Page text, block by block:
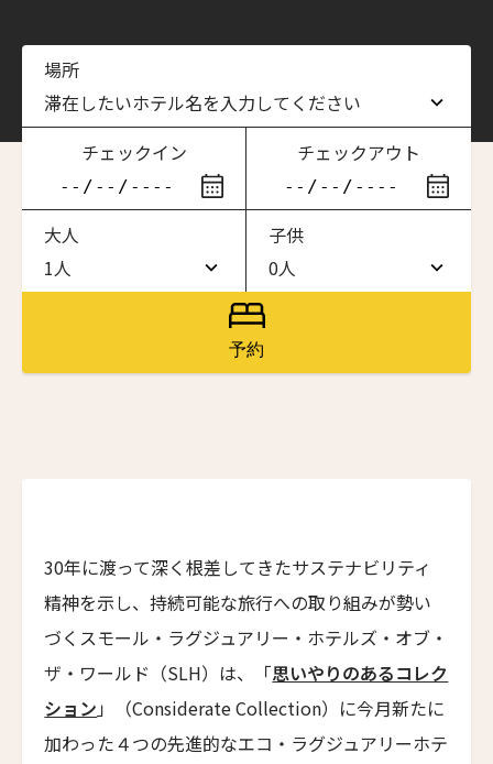
場所
滞在したいホテル名を入力してください
滞在したいホテル名を入力してください
ワン・ジーティー・グランド・ケイマン
ONE GT Grand Cayman
ザ・キャベンディッシュ・ロンドン
ザ・バウアー
カステル・ボー・サイト
Castel Beau Site
ザ・グレース
The Grace
ムンドゥク・キャビンbyデサ・ヘイ
Munduk Cabins by Desa Hay
チェックイン チェックアウト
大人
1人
1人
8人
9人
10人
子供
0人
0人
7人
8人
9人
予約
30年に渡って深く根差してきたサステナビリティ
精神を示し、持続可能な旅行への取り組みが勢い
づくスモール・ラグジュアリー・ホテルズ・オブ・
ザ・ワールド（SLH）は、「思いやりのあるコレク
ション」（Considerate Collection）に今月新たに
加わった４つの先進的なエコ・ラグジュアリーホテ